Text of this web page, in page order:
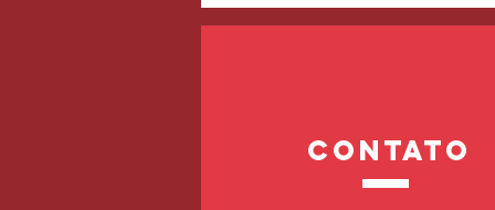
Arritmias cardíacas
contato